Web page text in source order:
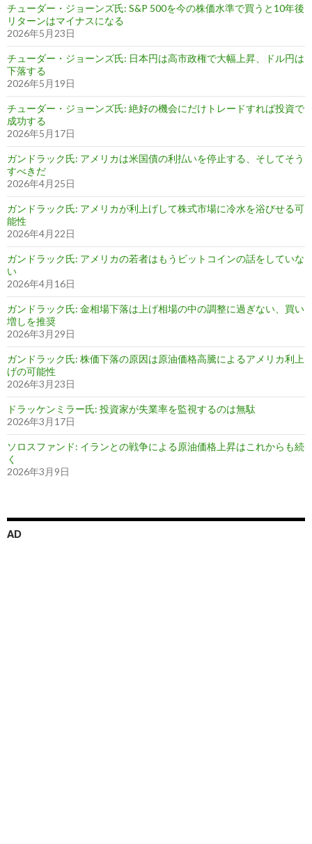
チューダー・ジョーンズ氏: S&P 500を今の株価水準で買うと10年後
リターンはマイナスになる
2026年5月23日
チューダー・ジョーンズ氏: 日本円は高市政権で大幅上昇、ドル円は
下落する
2026年5月19日
チューダー・ジョーンズ氏: 絶好の機会にだけトレードすれば投資で
成功する
2026年5月17日
ガンドラック氏: アメリカは米国債の利払いを停止する、そしてそう
すべきだ
2026年4月25日
ガンドラック氏: アメリカが利上げして株式市場に冷水を浴びせる可
能性
2026年4月22日
ガンドラック氏: アメリカの若者はもうビットコインの話をしていな
い
2026年4月16日
ガンドラック氏: 金相場下落は上げ相場の中の調整に過ぎない、買い
増しを推奨
2026年3月29日
ガンドラック氏: 株価下落の原因は原油価格高騰によるアメリカ利上
げの可能性
2026年3月23日
ドラッケンミラー氏: 投資家が失業率を監視するのは無駄
2026年3月17日
ソロスファンド: イランとの戦争による原油価格上昇はこれからも続
く
2026年3月9日
AD